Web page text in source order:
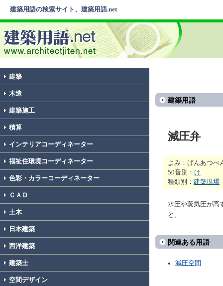
建築用語の検索サイト、建築用語.net
建築
木造
建築施工
積算
インテリアコーディネーター
福祉住環境コーディネーター
色彩・カラーコーディネーター
ＣＡＤ
土木
日本建築
西洋建築
建築士
空間デザイン
建築用語
減圧弁
よみ：げんあつべ
50音別： け
種類別： 建築現場
水圧や蒸気圧が高
と。
関連ある用語
減圧空間